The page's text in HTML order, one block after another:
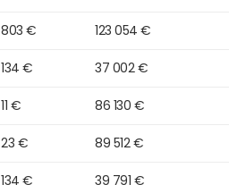
803 € 123 054 €
134 € 37 002 €
11 € 86 130 €
23 € 89 512 €
134 € 39 791 €